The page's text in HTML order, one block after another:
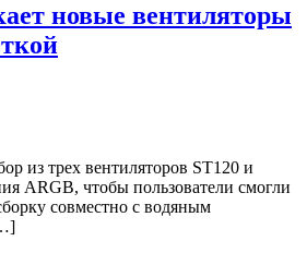
новые вентиляторы
из трех вентиляторов ST120 и
ARGB, чтобы пользователи смогли
совместно с водяным